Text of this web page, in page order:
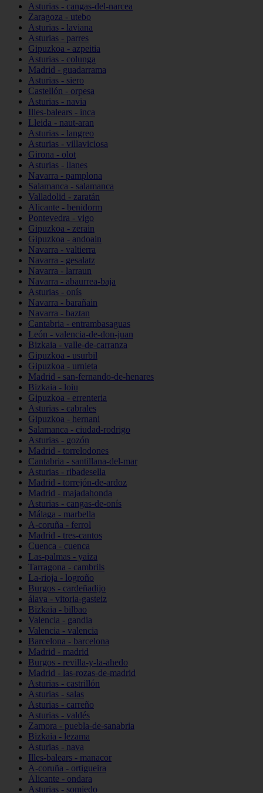
Asturias - cangas-del-narcea
Zaragoza - utebo
Asturias - laviana
Asturias - parres
Gipuzkoa - azpeitia
Asturias - colunga
Madrid - guadarrama
Asturias - siero
Castellón - orpesa
Asturias - navia
Illes-balears - inca
Lleida - naut-aran
Asturias - langreo
Asturias - villaviciosa
Girona - olot
Asturias - llanes
Navarra - pamplona
Salamanca - salamanca
Valladolid - zaratán
Alicante - benidorm
Pontevedra - vigo
Gipuzkoa - zerain
Gipuzkoa - andoain
Navarra - valtierra
Navarra - gesalatz
Navarra - larraun
Navarra - abaurrea-baja
Asturias - onís
Navarra - barañain
Navarra - baztan
Cantabria - entrambasaguas
León - valencia-de-don-juan
Bizkaia - valle-de-carranza
Gipuzkoa - usurbil
Gipuzkoa - urnieta
Madrid - san-fernando-de-henares
Bizkaia - loiu
Gipuzkoa - errenteria
Asturias - cabrales
Gipuzkoa - hernani
Salamanca - ciudad-rodrigo
Asturias - gozón
Madrid - torrelodones
Cantabria - santillana-del-mar
Asturias - ribadesella
Madrid - torrejón-de-ardoz
Madrid - majadahonda
Asturias - cangas-de-onís
Málaga - marbella
A-coruña - ferrol
Madrid - tres-cantos
Cuenca - cuenca
Las-palmas - yaiza
Tarragona - cambrils
La-rioja - logroño
Burgos - cardeñadijo
álava - vitoria-gasteiz
Bizkaia - bilbao
Valencia - gandia
Valencia - valencia
Barcelona - barcelona
Madrid - madrid
Burgos - revilla-y-la-ahedo
Madrid - las-rozas-de-madrid
Asturias - castrillón
Asturias - salas
Asturias - carreño
Asturias - valdés
Zamora - puebla-de-sanabria
Bizkaia - lezama
Asturias - nava
Illes-balears - manacor
A-coruña - ortigueira
Alicante - ondara
Asturias - somiedo